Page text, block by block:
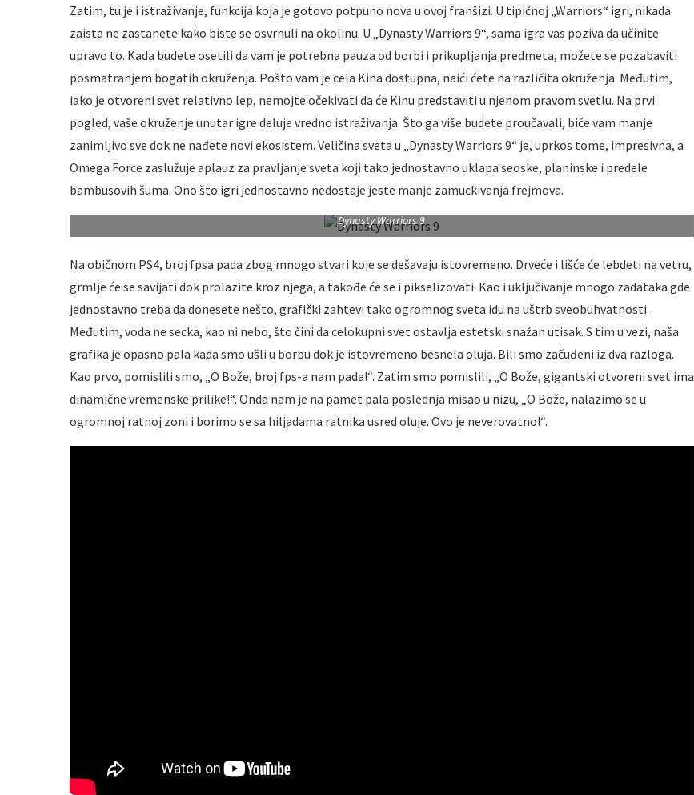
Zatim, tu je i istraživanje, funkcija koja je gotovo potpuno nova u ovoj franšizi. U tipičnoj „Warriors“ igri, nikada
zaista ne zastanete kako biste se osvrnuli na okolinu. U „Dynasty Warriors 9“, sama igra vas poziva da učinite
upravo to. Kada budete osetili da vam je potrebna pauza od borbi i prikupljanja predmeta, možete se pozabaviti
posmatranjem bogatih okruženja. Pošto vam je cela Kina dostupna, naići ćete na različita okruženja. Međutim,
iako je otvoreni svet relativno lep, nemojte očekivati da će Kinu predstaviti u njenom pravom svetlu. Na prvi
pogled, vaše okruženje unutar igre deluje vredno istraživanja. Što ga više budete proučavali, biće vam manje
zanimljivo sve dok ne nađete novi ekosistem. Veličina sveta u „Dynasty Warriors 9“ je, uprkos tome, impresivna, a
Omega Force zaslužuje aplauz za pravljanje sveta koji tako jednostavno uklapa seoske, planinske i predele
bambusovih šuma. Ono što igri jednostavno nedostaje jeste manje zamuckivanja frejmova.
Dynasty Warriors 9
Na običnom PS4, broj fpsa pada zbog mnogo stvari koje se dešavaju istovremeno. Drveće i lišće će lebdeti na vetru,
grmlje će se savijati dok prolazite kroz njega, a takođe će se i pikselizovati. Kao i uključivanje mnogo zadataka gde
jednostavno treba da donesete nešto, grafički zahtevi tako ogromnog sveta idu na uštrb sveobuhvatnosti.
Međutim, voda ne secka, kao ni nebo, što čini da celokupni svet ostavlja estetski snažan utisak. S tim u vezi, naša
grafika je opasno pala kada smo ušli u borbu dok je istovremeno besnela oluja. Bili smo začuđeni iz dva razloga.
Kao prvo, pomislili smo, „O Bože, broj fps-a nam pada!“. Zatim smo pomislili, „O Bože, gigantski otvoreni svet ima
dinamične vremenske prilike!“. Onda nam je na pamet pala poslednja misao u nizu, „O Bože, nalazimo se u
ogromnoj ratnoj zoni i borimo se sa hiljadama ratnika usred oluje. Ovo je neverovatno!“.